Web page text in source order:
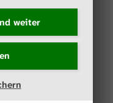
weiter